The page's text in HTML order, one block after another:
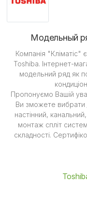
Модельный
Компанія "Кліматіс"
Toshiba. Інтернет-
модельний ряд як
Пропонуємо Вашій
Ви зможете вибрати
настінний,
монтаж спліт
складності.